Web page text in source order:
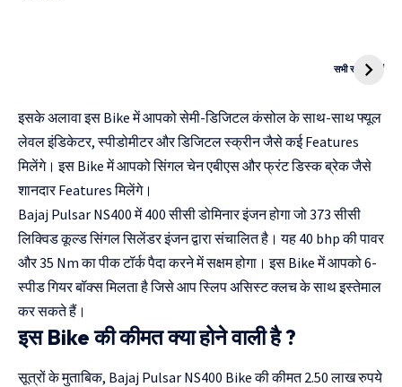
सभी स्टोरी देखें
Kanya Vivah
इसके अलावा इस Bike में आपको सेमी-डिजिटल कंसोल के साथ-साथ फ्यूल
लेवल इंडिकेटर, स्पीडोमीटर और डिजिटल स्क्रीन जैसे कई Features
मिलेंगे। इस Bike में आपको सिंगल चेन एबीएस और फ्रंट डिस्क ब्रेक जैसे
शानदार Features मिलेंगे।
Bajaj Pulsar NS400 में 400 सीसी डोमिनार इंजन होगा जो 373 सीसी
लिक्विड कूल्ड सिंगल सिलेंडर इंजन द्वारा संचालित है। यह 40 bhp की पावर
और 35 Nm का पीक टॉर्क पैदा करने में सक्षम होगा। इस Bike में आपको 6-
स्पीड गियर बॉक्स मिलता है जिसे आप स्लिप असिस्ट क्लच के साथ इस्तेमाल
कर सकते हैं।
इस Bike की कीमत क्या होने वाली है ?
सूत्रों के मुताबिक, Bajaj Pulsar NS400 Bike की कीमत 2.50 लाख रुपये